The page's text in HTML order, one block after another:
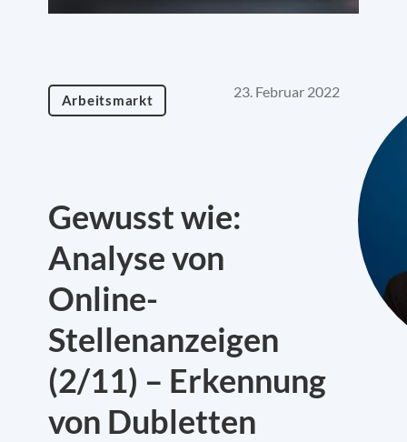
Arbeitsmarkt 23. Februar 2022
Gewusst wie:
Analyse von
Online-
Stellenanzeigen
(2/11) – Erkennung
von Dubletten